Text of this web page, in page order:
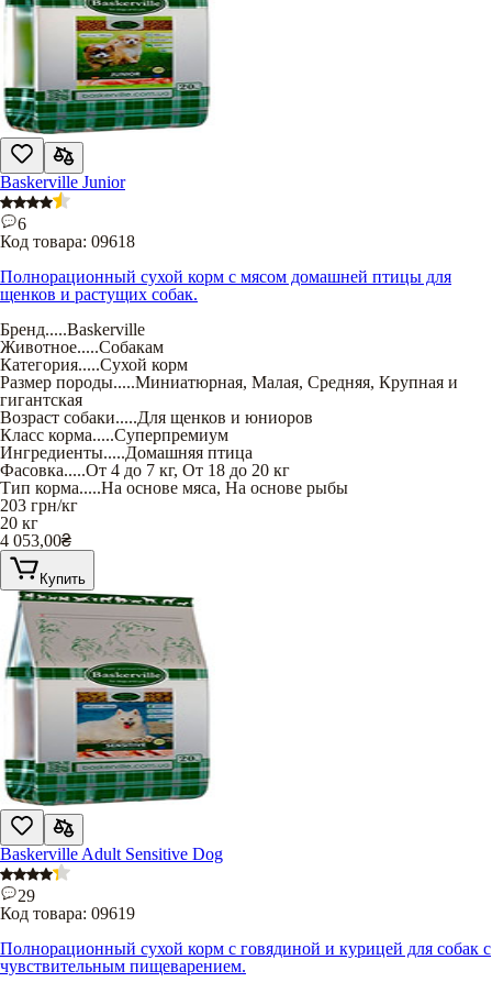
Baskerville Junior
6
Код товара: 09618
Полнорационный сухой корм с мясом домашней птицы для
щенков и растущих собак.
Бренд.....Baskerville
Животное.....Собакам
Категория.....Сухой корм
Размер породы.....Миниатюрная, Малая, Средняя, Крупная и
гигантская
Возраст собаки.....Для щенков и юниоров
Класс корма.....Суперпремиум
Ингредиенты.....Домашняя птица
Фасовка.....От 4 до 7 кг, От 18 до 20 кг
Тип корма.....На основе мяса, На основе рыбы
203 грн/кг
20 кг
4 053,00₴
Купить
Baskerville Adult Sensitive Dog
29
Код товара: 09619
Полнорационный сухой корм с говядиной и курицей для собак с
чувствительным пищеварением.